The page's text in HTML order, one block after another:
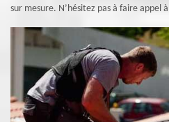
sur mesure. N’hésitez pas à faire appel